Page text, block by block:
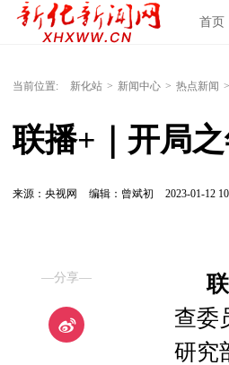
首页
当前位置: 新化站 > 新闻中心 > 热点新闻 >
联播+｜开局
来源：央视网 编辑：曾斌初 2023-01-12
—分享—
查委
研究